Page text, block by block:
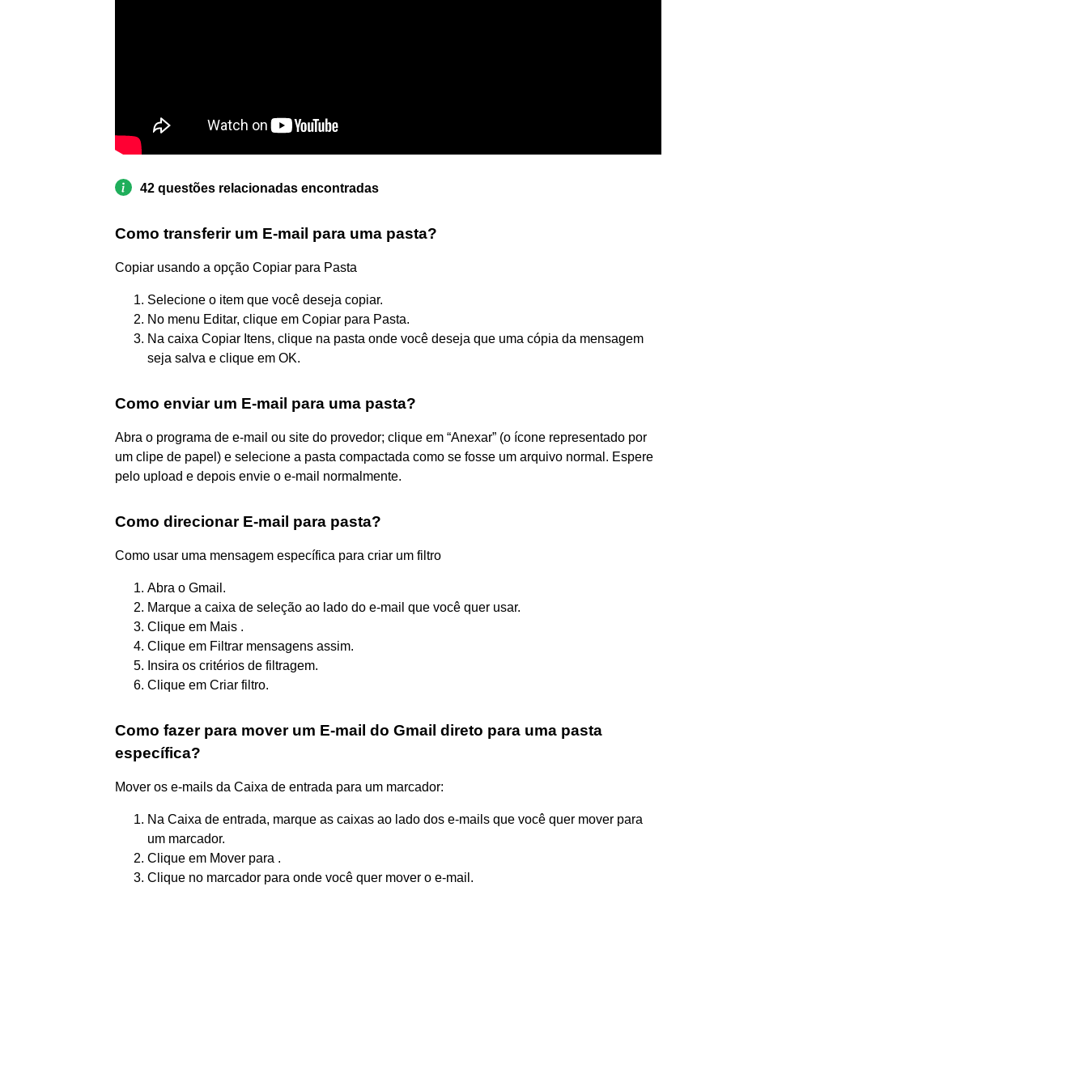
42 questões relacionadas encontradas
Como transferir um E-mail para uma pasta?
Copiar usando a opção Copiar para Pasta
Selecione o item que você deseja copiar.
No menu Editar, clique em Copiar para Pasta.
Na caixa Copiar Itens, clique na pasta onde você deseja que uma cópia da mensagem
seja salva e clique em OK.
Como enviar um E-mail para uma pasta?
Abra o programa de e-mail ou site do provedor; clique em “Anexar” (o ícone representado por
um clipe de papel) e selecione a pasta compactada como se fosse um arquivo normal. Espere
pelo upload e depois envie o e-mail normalmente.
Como direcionar E-mail para pasta?
Como usar uma mensagem específica para criar um filtro
Abra o Gmail.
Marque a caixa de seleção ao lado do e-mail que você quer usar.
Clique em Mais .
Clique em Filtrar mensagens assim.
Insira os critérios de filtragem.
Clique em Criar filtro.
Como fazer para mover um E-mail do Gmail direto para uma pasta
específica?
Mover os e-mails da Caixa de entrada para um marcador:
Na Caixa de entrada, marque as caixas ao lado dos e-mails que você quer mover para
um marcador.
Clique em Mover para .
Clique no marcador para onde você quer mover o e-mail.